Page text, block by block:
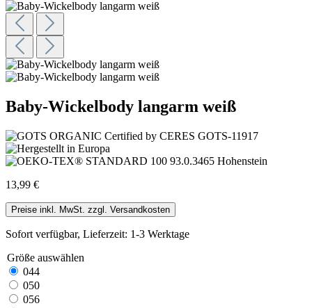
Baby-Wickelbody langarm weiß
13,99 €
Preise inkl. MwSt. zzgl. Versandkosten
Sofort verfügbar, Lieferzeit: 1-3 Werktage
Größe auswählen
044
050
056